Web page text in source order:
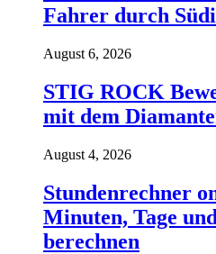
Fahrer durch
August 6, 2026
STIG ROCK
mit dem
August 4, 2026
Stundenrechner
Minuten, Tage
berechnen